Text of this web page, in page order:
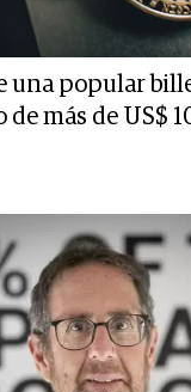
una popular
de más de US$